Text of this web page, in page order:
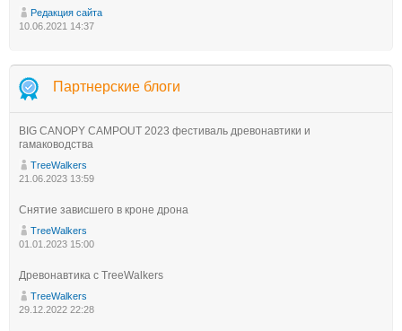
Редакция сайта
10.06.2021 14:37
Партнерские блоги
BIG CANOPY CAMPOUT 2023 фестиваль древонавтики и
гамаководства
TreeWalkers
21.06.2023 13:59
Снятие зависшего в кроне дрона
TreeWalkers
01.01.2023 15:00
Древонавтика с TreeWalkers
TreeWalkers
29.12.2022 22:28